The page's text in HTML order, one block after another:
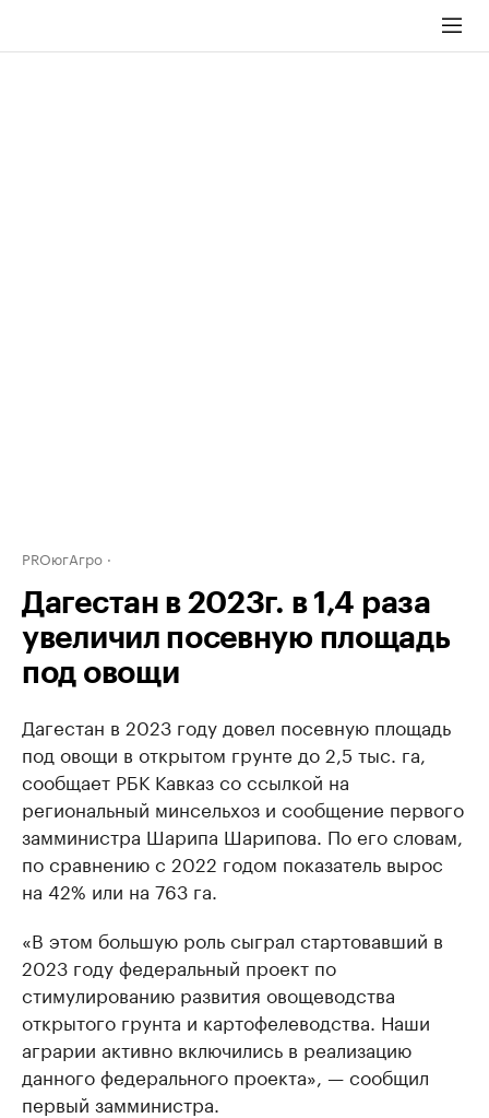
PROюгАгро
Дагестан в 2023г. в 1,4 раза
увеличил посевную площадь
под овощи
Дагестан в 2023 году довел посевную площадь
под овощи в открытом грунте до 2,5 тыс. га,
сообщает РБК Кавказ со ссылкой на
региональный минсельхоз и сообщение первого
замминистра Шарипа Шарипова. По его словам,
по сравнению с 2022 годом показатель вырос
на 42% или на 763 га.
«В этом большую роль сыграл стартовавший в
2023 году федеральный проект по
стимулированию развития овощеводства
открытого грунта и картофелеводства. Наши
аграрии активно включились в реализацию
данного федерального проекта», — сообщил
первый замминистра.